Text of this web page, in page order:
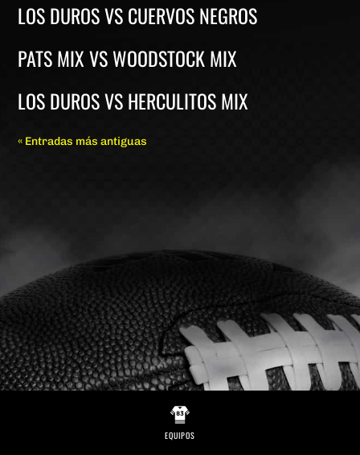
LOS DUROS VS CUERVOS NEGROS
PATS MIX VS WOODSTOCK MIX
LOS DUROS VS HERCULITOS MIX
« Entradas más antiguas
EQUIPOS